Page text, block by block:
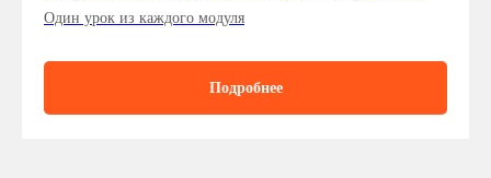
Один урок из каждого модуля
Подробнее